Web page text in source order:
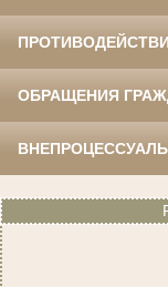
ОБРАЩЕНИЯ